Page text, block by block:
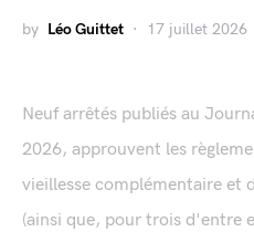
by Léo Guittet 17 juillet 2026
Neuf arrêtés publiés au
2026, approuvent les
vieillesse complémentaire et
(ainsi que, pour trois d'entre